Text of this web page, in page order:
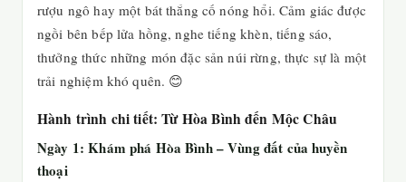
rượu ngô hay một bát thắng cố nóng hổi. Cảm giác được
ngồi bên bếp lửa hồng, nghe tiếng khèn, tiếng sáo,
thưởng thức những món đặc sản núi rừng, thực sự là một
trải nghiệm khó quên. 😊
Hành trình chi tiết: Từ Hòa Bình đến Mộc Châu
Ngày 1: Khám phá Hòa Bình – Vùng đất của huyền
thoại